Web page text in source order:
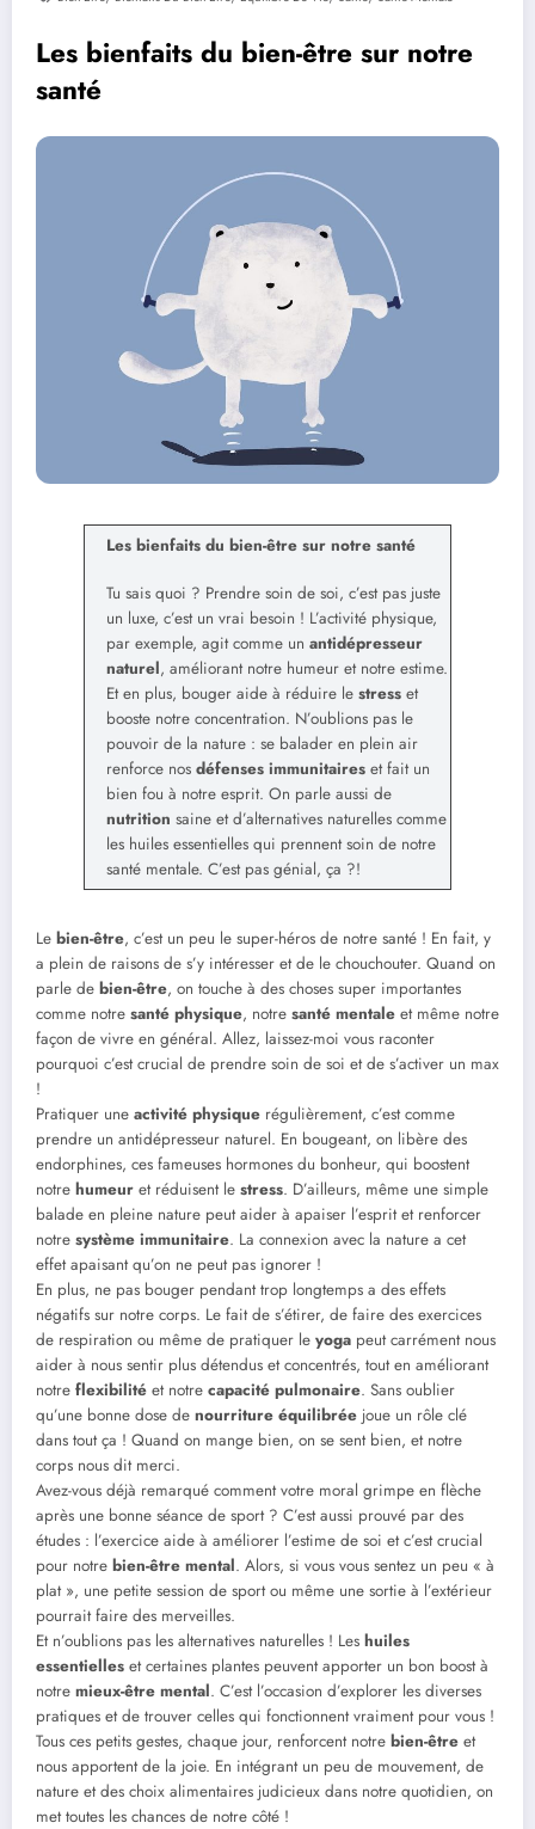
Les bienfaits du bien-être sur notre
santé
Les bienfaits du bien-être sur notre santé
Tu sais quoi ? Prendre soin de soi, c’est pas juste
un luxe, c’est un vrai besoin ! L’activité physique,
par exemple, agit comme un antidépresseur
naturel, améliorant notre humeur et notre estime.
Et en plus, bouger aide à réduire le stress et
booste notre concentration. N’oublions pas le
pouvoir de la nature : se balader en plein air
renforce nos défenses immunitaires et fait un
bien fou à notre esprit. On parle aussi de
nutrition saine et d’alternatives naturelles comme
les huiles essentielles qui prennent soin de notre
santé mentale. C’est pas génial, ça ?!
Le bien-être, c’est un peu le super-héros de notre santé ! En fait, y
a plein de raisons de s’y intéresser et de le chouchouter. Quand on
parle de bien-être, on touche à des choses super importantes
comme notre santé physique, notre santé mentale et même notre
façon de vivre en général. Allez, laissez-moi vous raconter
pourquoi c’est crucial de prendre soin de soi et de s’activer un max
!
Pratiquer une activité physique régulièrement, c’est comme
prendre un antidépresseur naturel. En bougeant, on libère des
endorphines, ces fameuses hormones du bonheur, qui boostent
notre humeur et réduisent le stress. D’ailleurs, même une simple
balade en pleine nature peut aider à apaiser l’esprit et renforcer
notre système immunitaire. La connexion avec la nature a cet
effet apaisant qu’on ne peut pas ignorer !
En plus, ne pas bouger pendant trop longtemps a des effets
négatifs sur notre corps. Le fait de s’étirer, de faire des exercices
de respiration ou même de pratiquer le yoga peut carrément nous
aider à nous sentir plus détendus et concentrés, tout en améliorant
notre flexibilité et notre capacité pulmonaire. Sans oublier
qu’une bonne dose de nourriture équilibrée joue un rôle clé
dans tout ça ! Quand on mange bien, on se sent bien, et notre
corps nous dit merci.
Avez-vous déjà remarqué comment votre moral grimpe en flèche
après une bonne séance de sport ? C’est aussi prouvé par des
études : l’exercice aide à améliorer l’estime de soi et c’est crucial
pour notre bien-être mental. Alors, si vous vous sentez un peu « à
plat », une petite session de sport ou même une sortie à l’extérieur
pourrait faire des merveilles.
Et n’oublions pas les alternatives naturelles ! Les huiles
essentielles et certaines plantes peuvent apporter un bon boost à
notre mieux-être mental. C’est l’occasion d’explorer les diverses
pratiques et de trouver celles qui fonctionnent vraiment pour vous !
Tous ces petits gestes, chaque jour, renforcent notre bien-être et
nous apportent de la joie. En intégrant un peu de mouvement, de
nature et des choix alimentaires judicieux dans notre quotidien, on
met toutes les chances de notre côté !